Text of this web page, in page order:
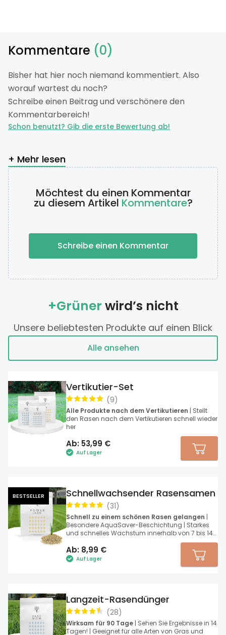
Kommentare (0)
Bisher hat hier noch niemand kommentiert. Also
worauf wartest du noch?
Schreibe einen Beitrag und verschönere den
Kommentarbereich!
Schon benutzt? Gib die erste Bewertung ab!
+ Mehr lesen
Möchtest du einen Kommentar
zu diesem Artikel Kommentare?
Schreibe einen Kommentar
+Grüner wird’s nicht
Unsere beliebtesten Produkte auf einen Blick
Alle ansehen
(9)
Vertikutier-Set
Alle Produkte nach dem Vertikutieren | Stellt
den Rasen nach dem Vertikutieren schnell wieder
her
Ab: 53,99 €
Auf Lager
BESTSELLER
(31)
Schnellwachsender Rasensamen
Schnell zu einem schönen Rasen gelangen
Besondere AquaSaver-Beschichtung | Starkes
und schnelles Wachstum innerhalb von 7 bis 14
Ab: 8,99 €
Auf Lager
(28)
Langzeit-Rasendünger
Wirksam für 90 Tage | Sehen Sie Ergebnisse in 14
Tagen! | Geeignet für alle Arten von Gras und